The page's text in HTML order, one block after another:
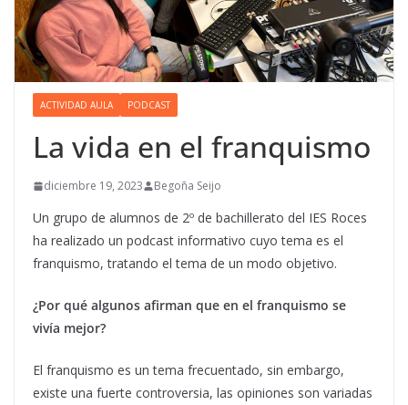
ACTIVIDAD AULA PODCAST
La vida en el franquismo
diciembre 19, 2023 Begoña Seijo
Un grupo de alumnos de 2º de bachillerato del IES Roces
ha realizado un podcast informativo cuyo tema es el
franquismo, tratando el tema de un modo objetivo.
¿Por qué algunos afirman que en el franquismo se
vivía mejor?
El franquismo es un tema frecuentado, sin embargo,
existe una fuerte controversia, las opiniones son variadas